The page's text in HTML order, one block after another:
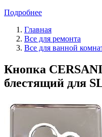
Подробнее
Главная
Все для ремонта
Все для ванной
Кнопка
блестящий для